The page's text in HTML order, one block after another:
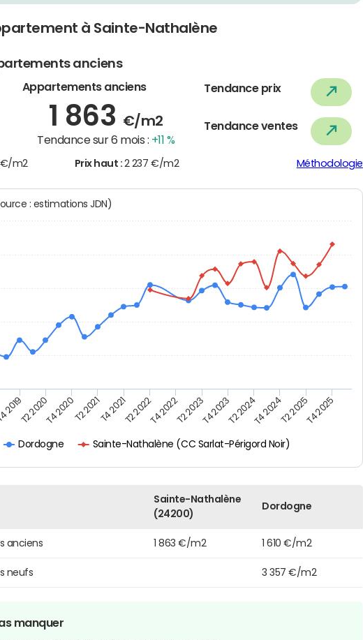
à Sainte-Nathalène
anciens
Appartements anciens
1 863 €/m2
Tendance sur 6 mois : +11 %
Tendance prix
Tendance ventes
€/m2 Prix haut : 2 237 €/m2 Méthodologie
au m2 (source : estimations JDN)
Dordogne Sainte-Nathalène (CC Sarlat-Périgord Noir)
2019T2 2020T4 2020T2 2021T4 2021T2 2022T4 2022T2 2023T4 2023T2 2024T4 2024T2 2025T4 2025
Sainte-Nathalène
(24200)
Dordogne
anciens 1 863 €/m2 1 610 €/m2
neufs 3 357 €/m2
manquer